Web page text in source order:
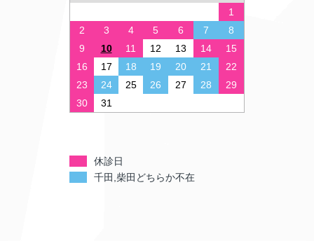
1
2
3 4 5 6 7
8
9
10 11 12 13 14
15
16
17 18 19 20 21
22
23
24 25 26 27 28
29
30
31
休診日
千田,柴田どちらか不在